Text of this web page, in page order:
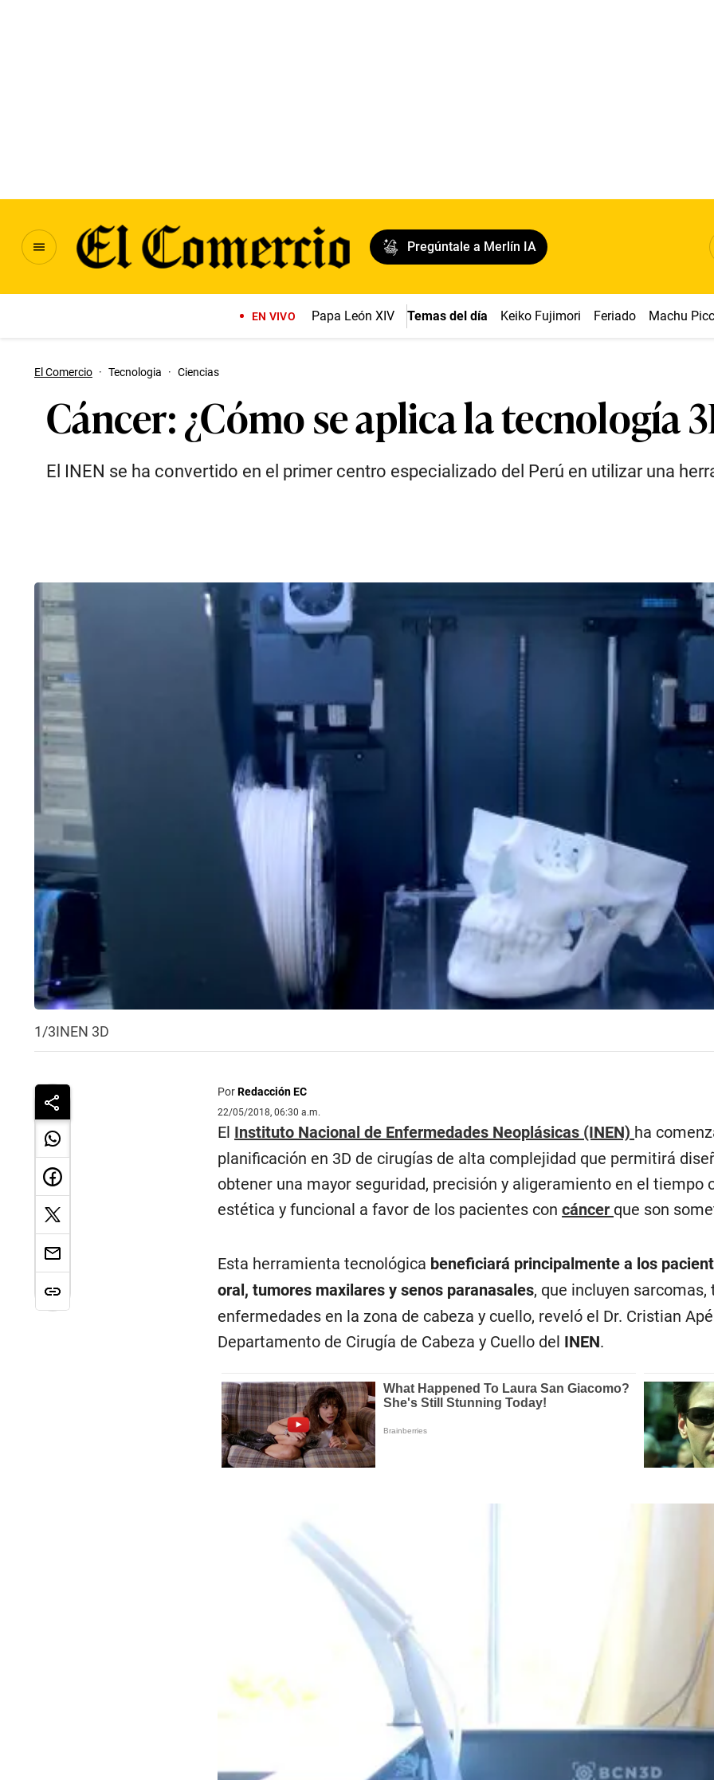
Pregúntale a Merlín IA
EN VIVO Papa León XIV Temas del día Keiko Fujimori Feriado Machu
El Comercio · Tecnologia · Ciencias
Cáncer: ¿Cómo se aplica la tecnología
El INEN se ha convertido en el primer centro especializado del Perú en utilizar una
1/3INEN 3D
PorRedacción EC
22/05/2018, 06:30 a.m.
El Instituto Nacional de Enfermedades Neoplásicas (INEN) ha
planificación en 3D de cirugías de alta complejidad que permitirá
obtener una mayor seguridad, precisión y aligeramiento en el
estética y funcional a favor de los pacientes concáncer que son
Esta herramienta tecnológica beneficiará principalmente a los
oral, tumores maxilares y senos paranasales, que incluyen
enfermedades en la zona de cabeza y cuello, reveló el Dr. Cristian
Departamento de Cirugía de Cabeza y Cuello del INEN.